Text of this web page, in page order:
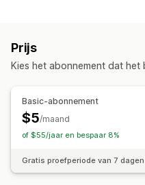
Prijs
Kies het abonnement dat
Basic-abonnement
$5/maand
of $55/jaar en bespaar 8%
Gratis proefperiode van 7 dagen